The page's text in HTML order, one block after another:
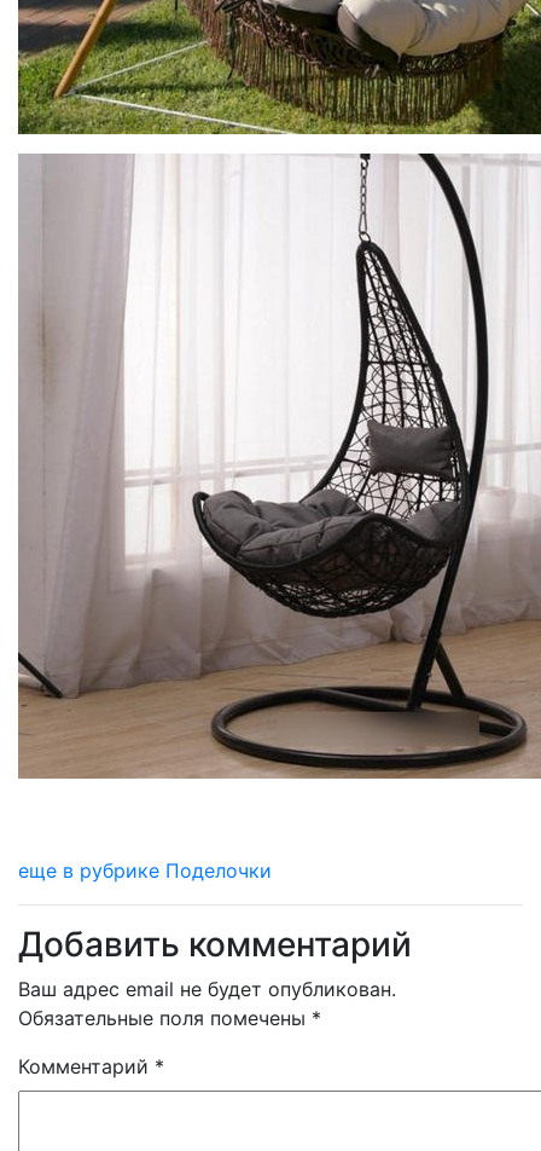
еще в рубрике Поделочки
Добавить комментарий
Ваш адрес email не будет опубликован.
Обязательные поля помечены *
Комментарий *